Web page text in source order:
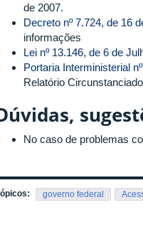
de 2007.
Decreto nº 7.724, de 16
informações
Lei nº 13.146, de 6 de
Portaria Interministerial
Relatório Circunstanciado
No caso de problemas
governo federal